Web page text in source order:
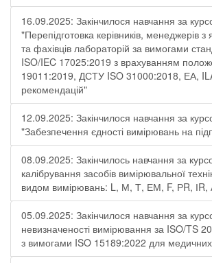
16.09.2025: Закінчилося навчання за
"Перепідготовка керівників, менеджерів з
та фахівців лабораторій за вимогами
ISO/IEC 17025:2019 з врахуванням
19011:2019, ДСТУ ISO 31000:2018, ЕА,
рекомендацій"
12.09.2025: Закінчилося навчання за
"Забезпечення єдності вимірювань на
08.09.2025: Закінчилось навчання за
калібрування засобів вимірювальної
видом вимірювань: L, М, Т, ЕМ, F, РR,
05.09.2025: Закінчилося навчання за
невизначеності вимірювання за ISO/TS
з вимогами ISO 15189:2022 для